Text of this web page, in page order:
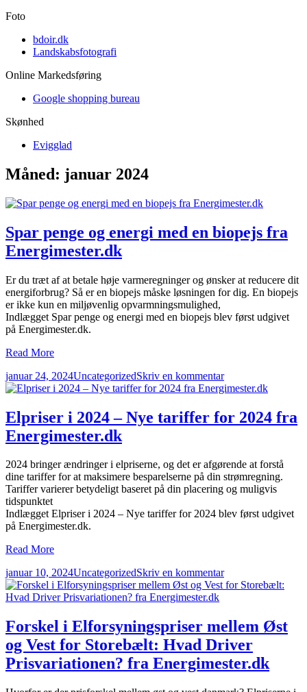
Foto
bdoir.dk
Landskabsfotografi
Online Markedsføring
Google shopping bureau
Skønhed
Evigglad
Måned: januar 2024
Spar penge og energi med en biopejs fra
Energimester.dk
Er du træt af at betale høje varmeregninger og ønsker at reducere dit
energiforbrug? Så er en biopejs måske løsningen for dig. En biopejs
er ikke kun en miljøvenlig opvarmningsmulighed,
Indlægget Spar penge og energi med en biopejs blev først udgivet
på Energimester.dk.
Read More
Udgivet
i
januar 24, 2024Forfatter
Kategorier
UncategorizedSkriv en kommentartil
Spar
energi
biopejs
fra
Energimester.dk
Elpriser i 2024 – Nye tariffer for 2024 fra
Energimester.dk
2024 bringer ændringer i elpriserne, og det er afgørende at forstå
dine tariffer for at maksimere besparelserne på din strømregning.
Tariffer varierer betydeligt baseret på din placering og muligvis
tidspunktet
Indlægget Elpriser i 2024 – Nye tariffer for 2024 blev først udgivet
på Energimester.dk.
Read More
Udgivet
i
januar 10, 2024Forfatter
Kategorier
UncategorizedSkriv en kommentartil
Elpriser
–
Nye
tariffer
for
2024
Forskel i Elforsyningspriser mellem Øst
og Vest for Storebælt: Hvad Driver
Prisvariationen? fra Energimester.dk